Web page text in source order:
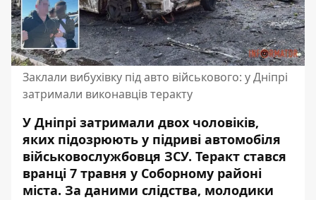
Заклали вибухівку під авто військового: у Дніпрі
затримали виконавців теракту
У Дніпрі затримали двох чоловіків,
яких підозрюють у підриві автомобіля
військовослужбовця ЗСУ. Теракт стався
вранці 7 травня у Соборному районі
міста. За даними слідства, молодики